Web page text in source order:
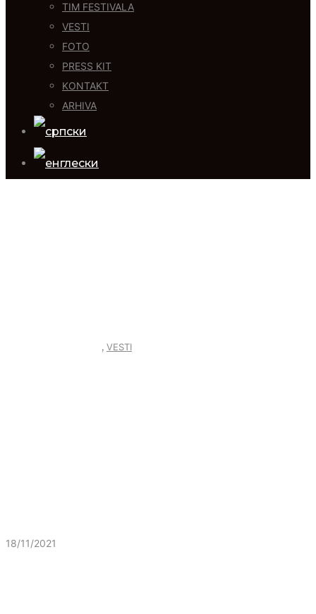
TIM FESTIVALA
VESTI
FOTO
PRESS KIT
KONTAKT
ARHIVA
, VESTI
18/11/2021